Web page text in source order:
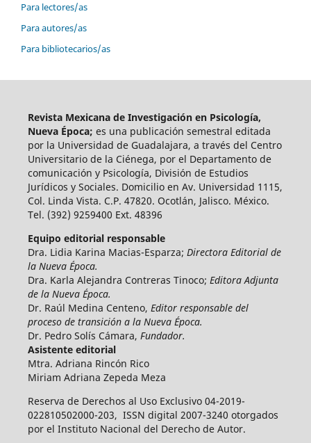
Para lectores/as
Para autores/as
Para bibliotecarios/as
Revista Mexicana de Investigación en Psicología,
Nueva Época; es una publicación semestral editada
por la Universidad de Guadalajara, a través del Centro
Universitario de la Ciénega, por el Departamento de
comunicación y Psicología, División de Estudios
Jurídicos y Sociales. Domicilio en Av. Universidad 1115,
Col. Linda Vista. C.P. 47820. Ocotlán, Jalisco. México.
Tel. (392) 9259400 Ext. 48396
Equipo editorial responsable
Dra. Lidia Karina Macias-Esparza; Directora Editorial de
la Nueva Época.
Dra. Karla Alejandra Contreras Tinoco; Editora Adjunta
de la Nueva Época.
Dr. Raúl Medina Centeno, Editor responsable del
proceso de transición a la Nueva Época.
Dr. Pedro Solís Cámara, Fundador.
Asistente editorial
Mtra. Adriana Rincón Rico
Miriam Adriana Zepeda Meza
Reserva de Derechos al Uso Exclusivo 04-2019-
022810502000-203, ISSN digital 2007-3240 otorgados
por el Instituto Nacional del Derecho de Autor.